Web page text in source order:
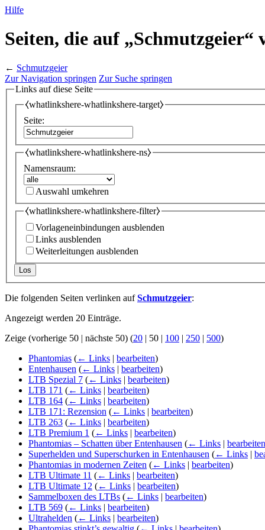
Hilfe
Seiten, die auf „Schmutzgeier“
← Schmutzgeier
Zur Navigation springen Zur Suche springen
Links auf diese Seite
⧼whatlinkshere-whatlinkshere-target⧽
Seite:
⧼whatlinkshere-whatlinkshere-ns⧽
Namensraum:
Auswahl umkehren
⧼whatlinkshere-whatlinkshere-filter⧽
Vorlageneinbindungen ausblenden
Links ausblenden
Weiterleitungen ausblenden
Los
Die folgenden Seiten verlinken aufSchmutzgeier:
Angezeigt werden 20 Einträge.
Zeige (vorherige 50 | nächste 50) (20 | 50 | 100 | 250 | 500)
Phantomias (← Links | bearbeiten)
Entenhausen (← Links | bearbeiten)
LTB Spezial 7 (← Links | bearbeiten)
LTB 171 (← Links | bearbeiten)
LTB 164 (← Links | bearbeiten)
LTB 171: Rezension (← Links | bearbeiten)
LTB 263 (← Links | bearbeiten)
LTB Premium 1 (← Links | bearbeiten)
Phantomias – Schatten über Entenhausen (← Links | bearbeiten
Superhelden und Superschurken in Entenhausen (← Links |
Phantomias in modernen Zeiten (← Links | bearbeiten)
LTB Ultimate 11 (← Links | bearbeiten)
LTB Ultimate 12 (← Links | bearbeiten)
Sammelboxen des LTBs (← Links | bearbeiten)
LTB 569 (← Links | bearbeiten)
Ultrahelden (← Links | bearbeiten)